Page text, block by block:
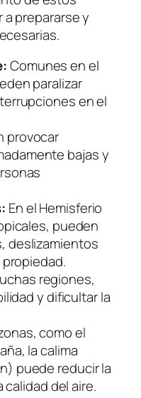
prepararse y
Comunes en el
paralizar
en el
provocar
bajas y
En el Hemisferio
pueden
deslizamientos
regiones,
y dificultar la
como el
la calima
puede reducir la
del aire.